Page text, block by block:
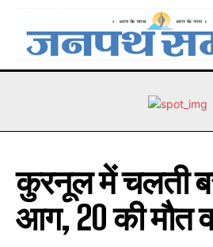
कुरनूल में चलती
आग, 20 की माैत